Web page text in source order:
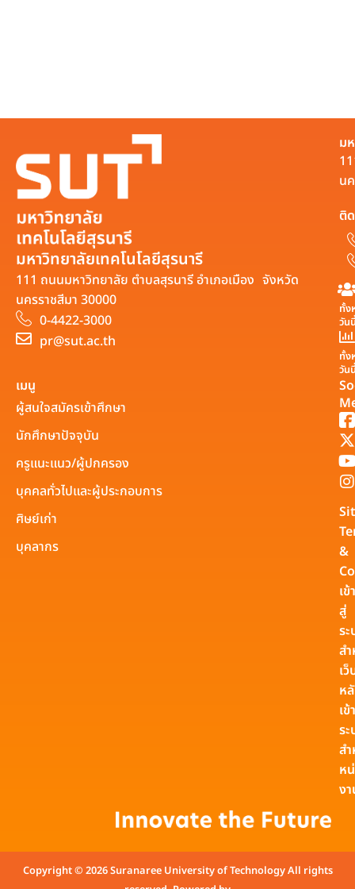
มหาวิทยาลัยเทคโนโลยีสุรนารี
111 ถนนมหาวิทยาลัย ตำบลสุรนารี อำเภอเมือง จังหวัด
นครราชสีมา 30000
0-4422-3000
pr@sut.ac.th
ม
น
ติ
ทั้ง
วัน
ทั้ง
วัน
เมนู
ผู้สนใจสมัครเข้าศึกษา
นักศึกษาปัจจุบัน
ครูแนะแนว/ผู้ปกครอง
บุคคลทั่วไปและผู้ประกอบการ
ศิษย์เก่า
บุคลากร
&
เข้า
สู่
ร
ส
เ
ห
เข้
ร
ส
ห
ง
Copyright © 2026 Suranaree University of Technology All rights